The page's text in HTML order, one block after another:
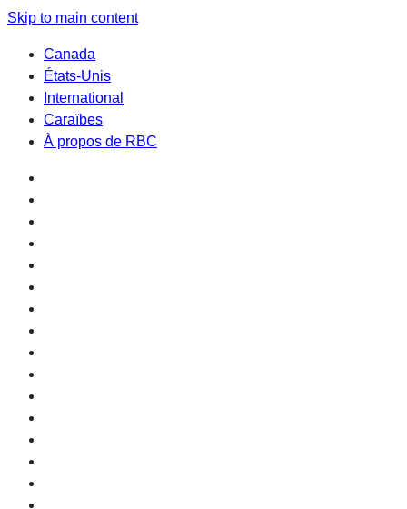
Skip to main content
Canada
États-Unis
International
Caraïbes
À propos de RBC